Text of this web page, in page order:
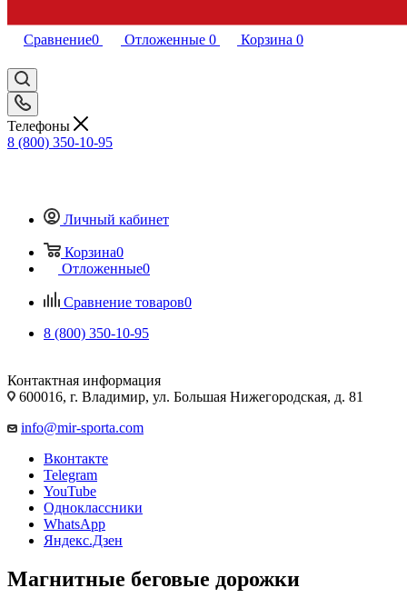
Сравнение0 Отложенные 0 Корзина 0
Телефоны
8 (800) 350-10-95
Личный кабинет
Корзина0
Отложенные0
Сравнение товаров0
8 (800) 350-10-95
Контактная информация
600016, г. Владимир, ул. Большая Нижегородская, д. 81
info@mir-sporta.com
Вконтакте
Telegram
YouTube
Одноклассники
WhatsApp
Яндекс.Дзен
Магнитные беговые дорожки